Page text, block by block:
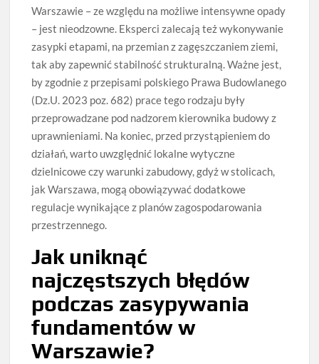
Warszawie – ze względu na możliwe intensywne opady
– jest nieodzowne. Eksperci zalecają też wykonywanie
zasypki etapami, na przemian z zagęszczaniem ziemi,
tak aby zapewnić stabilność strukturalną. Ważne jest,
by zgodnie z przepisami polskiego Prawa Budowlanego
(Dz.U. 2023 poz. 682) prace tego rodzaju były
przeprowadzane pod nadzorem kierownika budowy z
uprawnieniami. Na koniec, przed przystąpieniem do
działań, warto uwzględnić lokalne wytyczne
dzielnicowe czy warunki zabudowy, gdyż w stolicach,
jak Warszawa, mogą obowiązywać dodatkowe
regulacje wynikające z planów zagospodarowania
przestrzennego.
Jak uniknąć
najczęstszych błędów
podczas zasypywania
fundamentów w
Warszawie?